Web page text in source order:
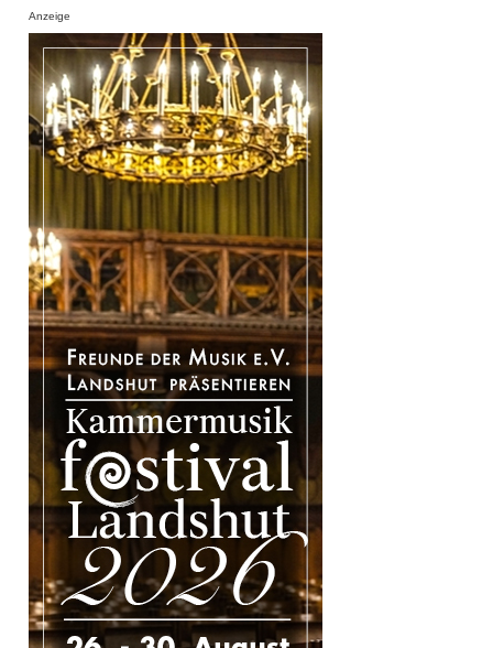
Anzeige